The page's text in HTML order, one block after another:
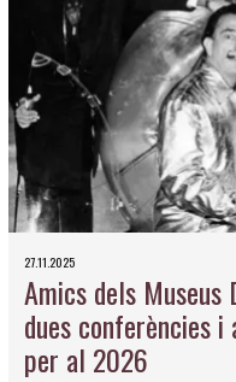
27.11.2025
Amics dels Museus
dues conferències i
per al 2026